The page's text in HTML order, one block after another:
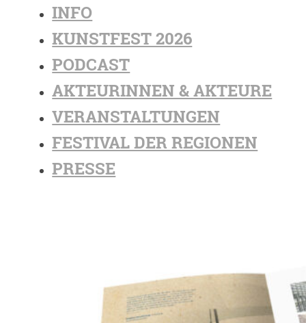
INFO
KUNSTFEST 2026
PODCAST
AKTEURINNEN & AKTEURE
VERANSTALTUNGEN
FESTIVAL DER REGIONEN
PRESSE